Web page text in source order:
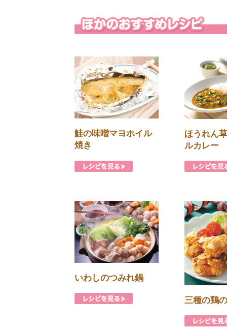
鮭の味噌マヨホイル
焼き
ほうれん
ルカレー
いわしのつみれ鍋
三種の鶏